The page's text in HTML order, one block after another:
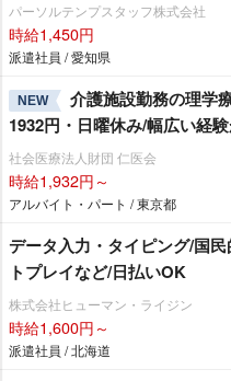
パーソルテンプスタッフ株式会社
時給1,450円
派遣社員 / 愛知県
NEW
介護施設勤務の理学
1932円・日曜休み/幅広い経
社会医療法人財団 仁医会
時給1,932円～
アルバイト・パート / 東京都
データ入力・タイピング/国
トプレイなど/日払いOK
株式会社ヒューマン・ライジン
時給1,600円～
派遣社員 / 北海道